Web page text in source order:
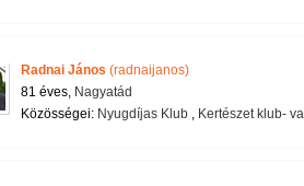
Radnai János (radnaijanos)
81 éves, Nagyatád
Közösségei: Nyugdíjas Klub, Kertészet klub-